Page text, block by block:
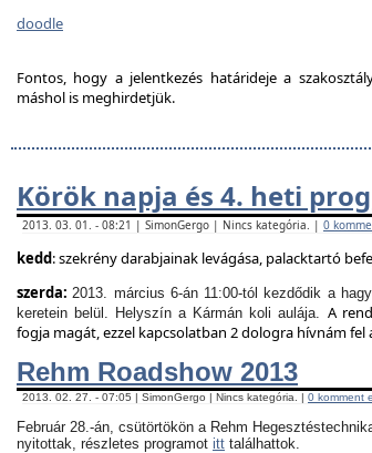
doodle
Fontos, hogy a jelentkezés határideje a
máshol is meghirdetjük.
Körök napja és 4. heti
2013. 03. 01. - 08:21 | SimonGergo | Nincs kategória. | 0
kedd: szekrény darabjainak levágása, palacktartó
szerda:2013. március 6-án 11:00-tól kezdődik a
keretein belül. Helyszín a Kármán koli aulája. A
fogja magát, ezzel kapcsolatban 2 dologra hívnám
Rehm Roadshow 2013
2013. 02. 27. - 07:05 | SimonGergo | Nincs kategória. | 0 komment
Február 28.-án, csütörtökön a Rehm
nyitottak, részletes programot itt találhattok.